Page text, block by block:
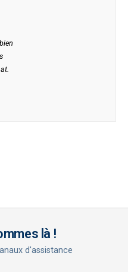
là !
d'assistance